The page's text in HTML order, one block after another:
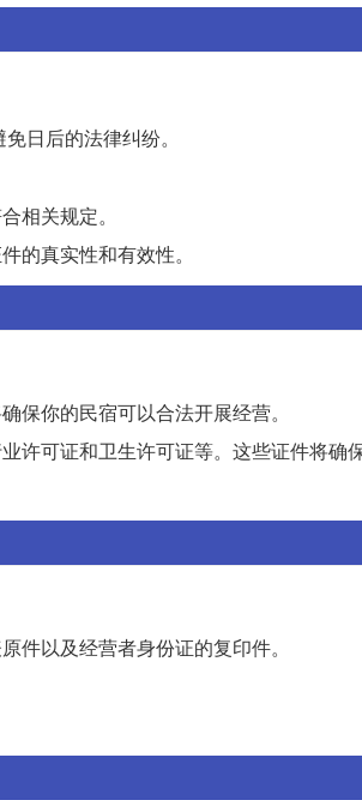
日后的法律纠纷。
相关规定。
的真实性和有效性。
保你的民宿可以合法开展经营。
许可证和卫生许可证等。这些证件将确
件以及经营者身份证的复印件。